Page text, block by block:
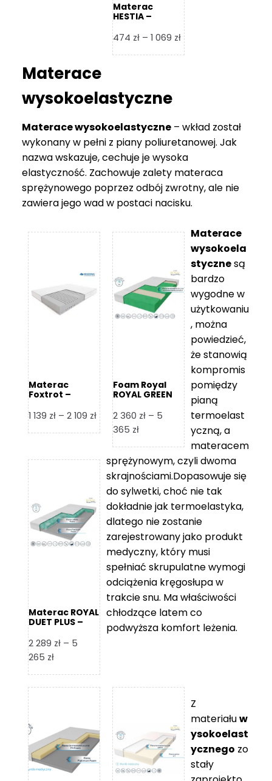
Materac
HESTIA –
474 zł – 1 069 złZakres
cen:
069 zł
Materace
wysokoelastyczne
Materace wysokoelastyczne – wkład został
wykonany w pełni z piany poliuretanowej. Jak
nazwa wskazuje, cechuje je wysoka
elastyczność. Zachowuje zalety materaca
sprężynowego poprzez odbój zwrotny, ale nie
zawiera jego wad w postaci nacisku.
Materac
Foxtrot –
1 139 zł – 2 109 złZakres
cen:
1
139 zł
do
2
109 zł
Foam Royal
ROYAL GREEN
piankowy
2 360 zł – 5
365 złZakres
od
2
360 zł
5
365 zł
Materac ROYAL
DUET PLUS –
2 289 zł – 5
265 złZakres
od
do
5
265 zł
Materace
wysokoela
stycznesą
bardzo
wygodne w
użytkowaniu
, można
powiedzieć,
że stanowią
kompromis
pomiędzy
pianą
termoelast
yczną, a
materacem
sprężynowym, czyli dwoma
skrajnościami.Dopasowuje się
do sylwetki, choć nie tak
dokładnie jak termoelastyka,
dlatego nie zostanie
zarejestrowany jako produkt
medyczny, który musi
spełniać skrupulatne wymogi
odciążenia kręgosłupa w
trakcie snu. Ma właściwości
chłodzące latem co
podwyższa komfort leżenia.
Z
materiałuw
ysokoelast
ycznego zo
stały